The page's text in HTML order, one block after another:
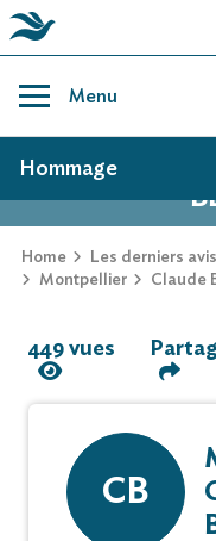
content
Menu
AVIS DE
Home Les derniers
Montpellier
Claude
Hommage
449 vues
CB